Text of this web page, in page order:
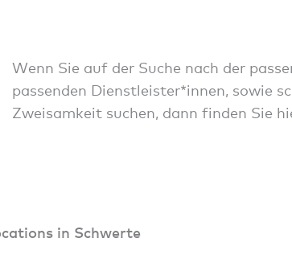
Wenn Sie auf der Suche nach der
passenden Dienstleister*innen, sowie
Zweisamkeit suchen, dann finden Sie
in Schwerte